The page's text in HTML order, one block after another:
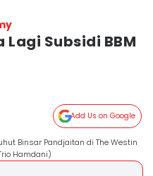
Lagi Subsidi BBM
Add Us on Google
Binsar Pandjaitan di The Westin
Hamdani)